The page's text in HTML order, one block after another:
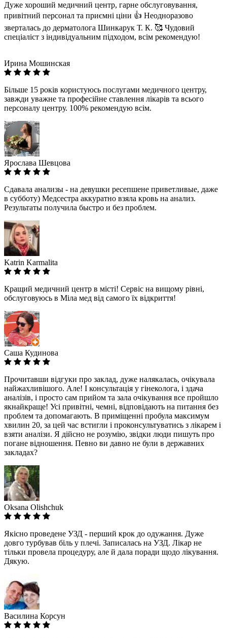
Дуже хороший медичний центр, гарне обслуговування,
привітний персонал та приємні ціни 👍 Неодноразово
зверталась до дерматолога Шинкарук Т. К. 🥰 Чудовий
спеціаліст з індивідуальним підходом, всім рекомендую!
Ирина Мошинская
Більше 15 років користуюсь послугами медичного центру,
завжди уважне та професійне ставлення лікарів та всього
персоналу центру. 100% рекомендую всім.
Ярослава Шевцова
Сдавала анализы - на девушки ресепшене приветливые, даже
в субботу) Медсестра аккуратно взяла кровь на анализ.
Результаты получила быстро и без проблем.
Katrin Karmalita
Кращий медичний центр в місті! Сервіс на вищому рівні,
обслуговуюсь в Міла мед від самого їх відкриття!
Саша Кудинова
Прочитавши відгуки про заклад, дуже налякалась, очікувала
найжахливішого. Але! І консультація у гінеколога, і здача
аналізів, і просто сам прийом та зала очікування все пройшло
якнайкраще! Усі привітні, чемні, відповідають на питання без
проблем та допомагають. В приміщенні пробула максимум
хвилин 20, за цей час встигли і проконсультуватись з лікарем і
взяти аналізи. Я дійсно не розумію, звідки люди пишуть про
погане відношення. Певно ви давно не були в державних
закладах?
Oksana Olishchuk
Якісно проведене УЗД - перший крок до одужання. Дуже
довго турбував біль у плечі. Записалась на УЗД. Лікар не
тільки провела процедуру, але й дала поради щодо лікування.
Дякую.
Василина Корсун